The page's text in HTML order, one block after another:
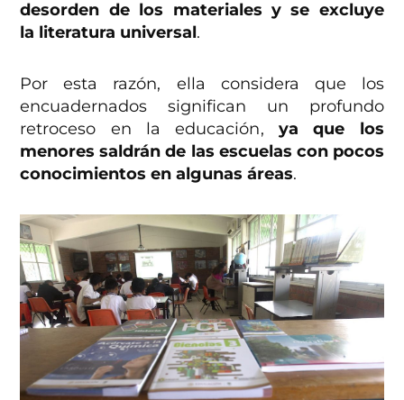
desorden de los materiales y se excluye
la literatura universal.
Por esta razón, ella considera que los
encuadernados significan un profundo
retroceso en la educación, ya que los
menores saldrán de las escuelas con pocos
conocimientos en algunas áreas.